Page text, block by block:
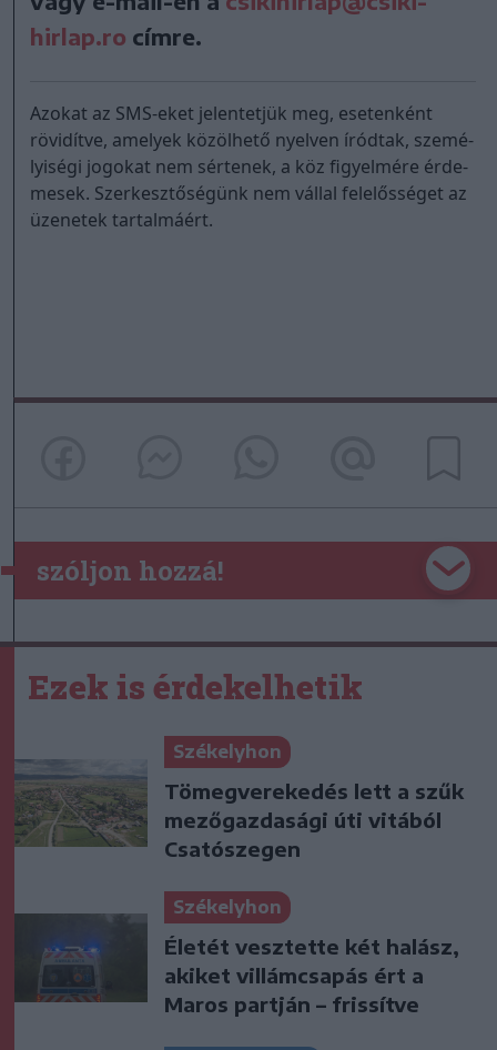
hirlap.ro címre.
Azo­kat az SMS-eket je­len­tet­jük meg, esetenként
rövidítve, ame­lyek kö­zöl­he­tő nyel­ven íród­tak, sze­mé­
lyi­sé­gi jo­go­kat nem sér­te­nek, a köz fi­gyel­mé­re ér­de­
me­sek. Szer­kesz­tősé­günk nem vál­lal fe­le­lős­sé­get az
üzenetek tar­tal­má­ért.
szóljon hozzá!
Ezek is érdekelhetik
Székelyhon
Tömegverekedés lett a szűk
mezőgazdasági úti vitából
Csatószegen
Székelyhon
Életét vesztette két halász,
akiket villámcsapás ért a
Maros partján – frissítve